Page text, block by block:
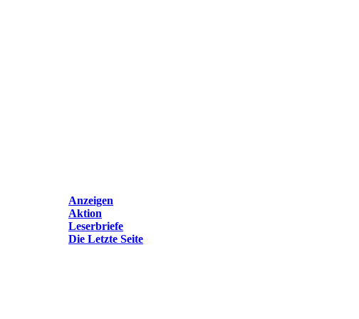
Anzeigen
Aktion
Leserbriefe
Die Letzte Seite